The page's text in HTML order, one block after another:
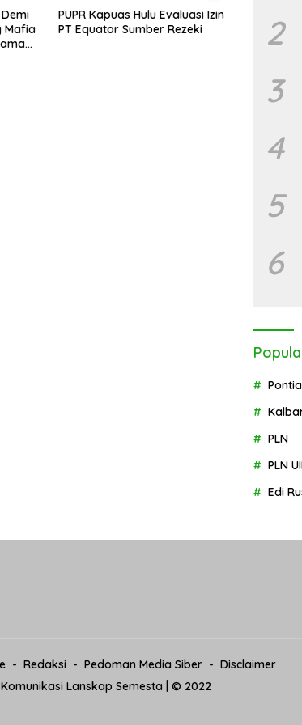
Mafia
PUPR Kapuas Hulu Evaluasi Izin
PT Equator Sumber Rezeki
Global
2
3
4
5
6
PLN
PLN
Edi
Redaksi Pedoman Media Siber
Disclaimer
Lanskap Semesta | © 2022